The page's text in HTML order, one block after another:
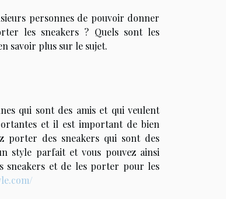
personnes de pouvoir donner
les sneakers ? Quels sont les
savoir plus sur le sujet.
qui sont des amis et qui veulent
et il est important de bien
porter des sneakers qui sont des
style parfait et vous pouvez ainsi
sneakers et de les porter pour les